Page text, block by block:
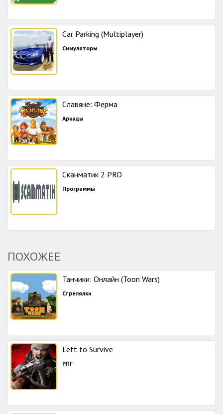
Car Parking (Multiplayer)
Симуляторы
Славяне: Ферма
Аркады
Сканматик 2 PRO
Программы
ПОХОЖЕЕ
Танчики: Онлайн (Toon Wars)
Стрелялки
Left to Survive
РПГ